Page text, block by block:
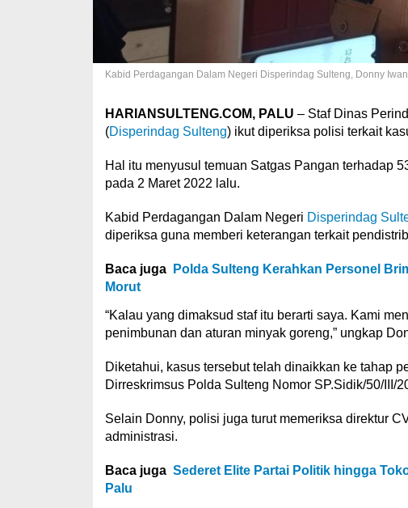
Kabid Perdagangan Dalam Negeri Disperindag Sulteng, Donny
HARIANSULTENG.COM, PALU – Staf Dinas
(Disperindag Sulteng) ikut diperiksa polisi terkait
Hal itu menyusul temuan Satgas Pangan terhadap
pada 2 Maret 2022 lalu.
Kabid Perdagangan Dalam Negeri Disperindag
diperiksa guna memberi keterangan terkait
Baca juga
Polda Sulteng Kerahkan Personel
Morut
“Kalau yang dimaksud staf itu berarti saya. Kami
penimbunan dan aturan minyak goreng,” ungkap
Diketahui, kasus tersebut telah dinaikkan ke tahap
Dirreskrimsus Polda Sulteng Nomor SP.Sidik/50/III/
Selain Donny, polisi juga turut memeriksa direktur
administrasi.
Baca juga Sederet Elite Partai Politik hingga
Palu